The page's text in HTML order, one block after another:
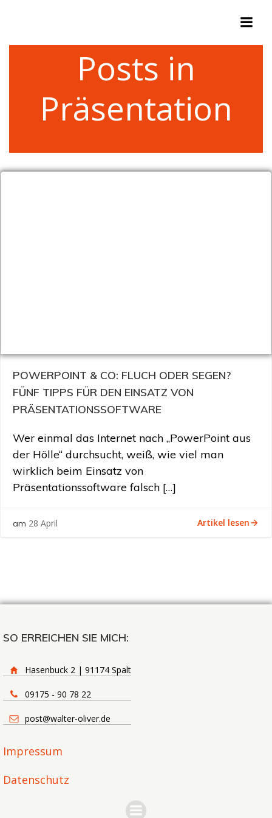
Posts in
Präsentation
POWERPOINT & CO: FLUCH ODER SEGEN?
FÜNF TIPPS FÜR DEN EINSATZ VON
PRÄSENTATIONSSOFTWARE
Wer einmal das Internet nach „PowerPoint aus
der Hölle“ durchsucht, weiß, wie viel man
wirklich beim Einsatz von
Präsentationssoftware falsch […]
am 28 April Artikel lesen
SO ERREICHEN SIE MICH:
Hasenbuck 2 | 91174 Spalt
09175 - 90 78 22
post@walter-oliver.de
Impressum
Datenschutz